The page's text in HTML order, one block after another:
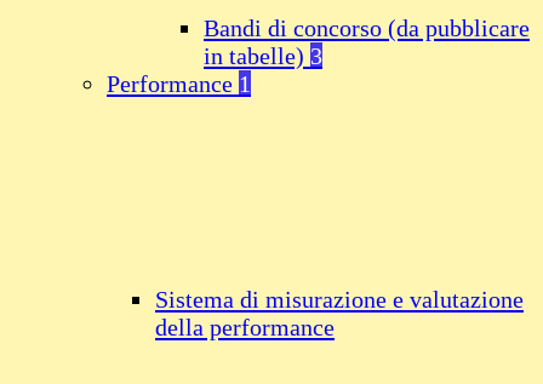
Bandi di concorso (da pubblicare
in tabelle) 3
Performance 1
Sistema di misurazione e valutazione
della performance